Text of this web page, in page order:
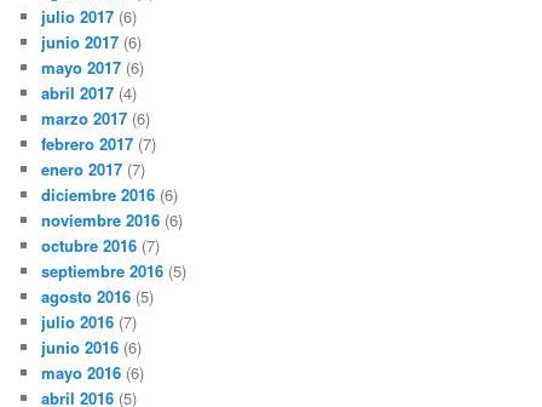
julio 2017 (6)
junio 2017 (6)
mayo 2017 (6)
abril 2017 (4)
marzo 2017 (6)
febrero 2017 (7)
enero 2017 (7)
diciembre 2016 (6)
noviembre 2016 (6)
octubre 2016 (7)
septiembre 2016 (5)
agosto 2016 (5)
julio 2016 (7)
junio 2016 (6)
mayo 2016 (6)
abril 2016 (5)